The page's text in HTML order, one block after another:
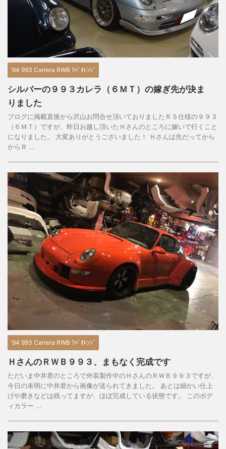
'94 993 Carrera RWB ﾗﾊﾞｵﾚﾝｼﾞ
シルバーの９９３カレラ（６ＭＴ）の嫁ぎ先が決ま
りました
ブログに掲載直後から沢山お問合せ頂いておりましたＲＳ仕様の９９３
（６ＭＴ）ですが、昨日お越し頂いたＨさんのところに嫁いで行くこと
になりました。 大変ありがとうございました！ Ｈさんは先だってから
からＲ ...
'94 993 Carrera RWB ﾗﾊﾞｵﾚﾝｼﾞ
ＨさんのＲＷＢ９９３、まもなく完成です
ただいま中井君のところで外装製作中のＨさんのＲＷＢ９９３ですが、
今日の未明に中井君から画像が送られてきました。 あとは細かい仕上
げや磨きなどは残ってますが、ほぼ完成している状態です。 このボデ
ィカラー ...